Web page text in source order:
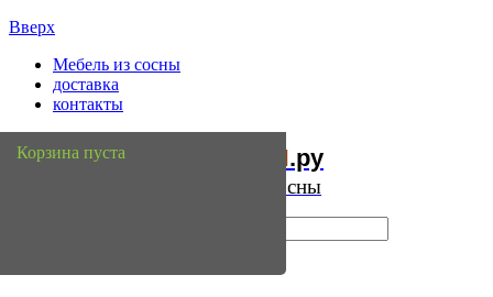
Вверх
Мебель из сосны
доставка
контакты
Мебель Сосны.ру
Интернет магазин мебели из сосны
Корзина пуста